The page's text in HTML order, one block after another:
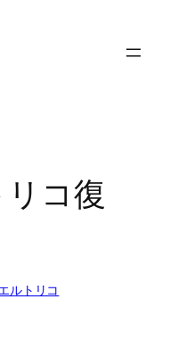
コ復
ルトリコ